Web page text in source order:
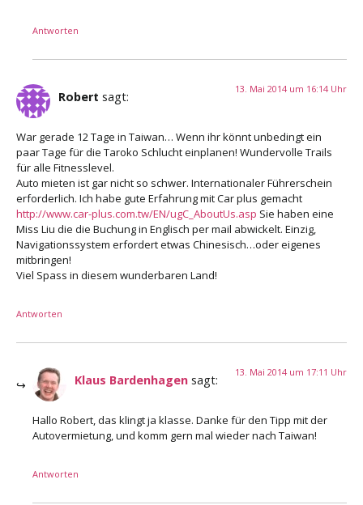
Antworten
Robert sagt:
13. Mai 2014 um 16:14 Uhr
War gerade 12 Tage in Taiwan… Wenn ihr könnt unbedingt ein
paar Tage für die Taroko Schlucht einplanen! Wundervolle Trails
für alle Fitnesslevel.
Auto mieten ist gar nicht so schwer. Internationaler Führerschein
erforderlich. Ich habe gute Erfahrung mit Car plus gemacht
http://www.car-plus.com.tw/EN/ugC_AboutUs.asp Sie haben eine
Miss Liu die die Buchung in Englisch per mail abwickelt. Einzig,
Navigationssystem erfordert etwas Chinesisch…oder eigenes
mitbringen!
Viel Spass in diesem wunderbaren Land!
Antworten
Klaus Bardenhagen sagt:
13. Mai 2014 um 17:11 Uhr
Hallo Robert, das klingt ja klasse. Danke für den Tipp mit der
Autovermietung, und komm gern mal wieder nach Taiwan!
Antworten